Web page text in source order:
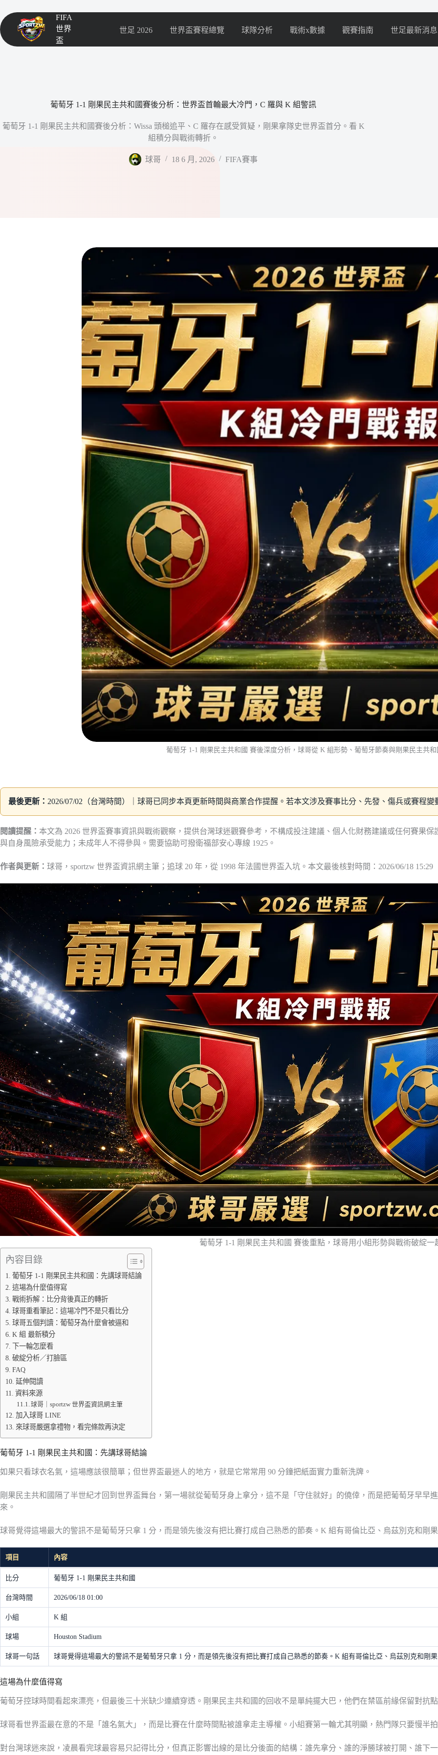
FIFA
世界
盃
世足 2026 世界盃賽程總覽 球隊分析 戰術x數據 觀賽指南 世足最新消息
葡萄牙 1-1 剛果民主共和國賽後分析：世界盃首輪最大冷門，C 羅與 K 組警訊
葡萄牙 1-1 剛果民主共和國賽後分析：Wissa 頭槌追平、C 羅存在感受質疑，剛果拿隊史世界盃首分。看 K
組積分與戰術轉折。
球哥 18 6 月, 2026 FIFA賽事
葡萄牙 1-1 剛果民主共和國 賽後深度分析，球哥從 K 組形勢、葡萄牙節奏與剛果民主共
最後更新： 2026/07/02（台灣時間）｜球哥已同步本頁更新時間與商業合作提醒。若本文涉及賽事比分、先發、傷兵或賽程
閱讀提醒： 本文為 2026 世界盃賽事資訊與戰術觀察，提供台灣球迷觀賽參考，不構成投注建議、個人化財務建議或任何賽果
與自身風險承受能力；未成年人不得參與。需要協助可撥衛福部安心專線 1925。
作者與更新： 球哥，sportzw 世界盃資訊網主筆；追球 20 年，從 1998 年法國世界盃入坑。本文最後核對時間：2026/06/18 15:29
葡萄牙 1-1 剛果民主共和國 賽後重點，球哥用小組形勢與戰術破綻一
內容目錄
葡萄牙 1-1 剛果民主共和國：先講球哥結論
這場為什麼值得寫
戰術拆解：比分背後真正的轉折
球哥重看筆記：這場冷門不是只看比分
球哥五個判讀：葡萄牙為什麼會被逼和
K 組 最新積分
下一輪怎麼看
破綻分析／打臉區
FAQ
延伸閱讀
資料來源
球哥｜sportzw 世界盃資訊網主筆
加入球哥 LINE
來球哥嚴選拿禮物，看完條款再決定
葡萄牙 1-1 剛果民主共和國：先講球哥結論
如果只看球衣名氣，這場應該很簡單；但世界盃最迷人的地方，就是它常常用 90 分鐘把紙面實力重新洗牌。
剛果民主共和國隔了半世紀才回到世界盃舞台，第一場就從葡萄牙身上拿分，這不是「守住就好」的僥倖，而是把葡萄牙早早
來。
球哥覺得這場最大的警訊不是葡萄牙只拿 1 分，而是領先後沒有把比賽打成自己熟悉的節奏。K 組有哥倫比亞、烏茲別克和剛
項目 內容
比分 葡萄牙 1-1 剛果民主共和國
台灣時間 2026/06/18 01:00
小組 K 組
球場 Houston Stadium
球哥一句話 球哥覺得這場最大的警訊不是葡萄牙只拿 1 分，而是領先後沒有把比賽打成自己熟悉的節奏。K 組有哥倫比亞、烏茲別克和剛
這場為什麼值得寫
葡萄牙控球時間看起來漂亮，但最後三十米缺少連續穿透。剛果民主共和國的回收不是單純擺大巴，他們在禁區前緣保留對抗
球哥看世界盃最在意的不是「誰名氣大」，而是比賽在什麼時間點被誰拿走主導權。小組賽第一輪尤其明顯，熱門隊只要慢半
對台灣球迷來說，凌晨看完球最容易只記得比分，但真正影響出線的是比分後面的結構：誰先拿分、誰的淨勝球被打開、誰下